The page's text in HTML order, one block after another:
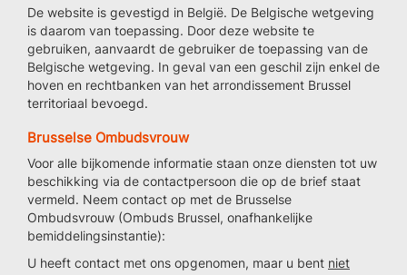
De website is gevestigd in België. De Belgische wetgeving
is daarom van toepassing. Door deze website te
gebruiken, aanvaardt de gebruiker de toepassing van de
Belgische wetgeving. In geval van een geschil zijn enkel de
hoven en rechtbanken van het arrondissement Brussel
territoriaal bevoegd.
Brusselse Ombudsvrouw
Voor alle bijkomende informatie staan onze diensten tot uw
beschikking via de contactpersoon die op de brief staat
vermeld. Neem contact op met de Brusselse
Ombudsvrouw (Ombuds Brussel, onafhankelijke
bemiddelingsinstantie):
U heeft contact met ons opgenomen, maar u bent niet